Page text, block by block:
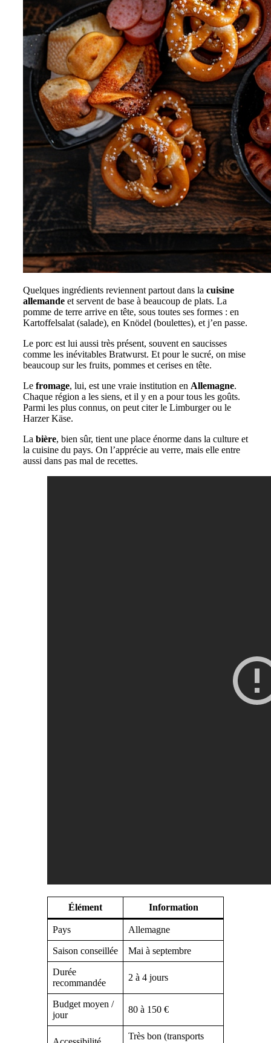
Quelques ingrédients reviennent partout dans la cuisine
allemande et servent de base à beaucoup de plats. La
pomme de terre arrive en tête, sous toutes ses formes : en
Kartoffelsalat (salade), en Knödel (boulettes), et j’en passe.
Le porc est lui aussi très présent, souvent en saucisses
comme les inévitables Bratwurst. Et pour le sucré, on mise
beaucoup sur les fruits, pommes et cerises en tête.
Le fromage, lui, est une vraie institution en Allemagne.
Chaque région a les siens, et il y en a pour tous les goûts.
Parmi les plus connus, on peut citer le Limburger ou le
Harzer Käse.
La bière, bien sûr, tient une place énorme dans la culture et
la cuisine du pays. On l’apprécie au verre, mais elle entre
aussi dans pas mal de recettes.
Élément Information
Pays Allemagne
Saison conseillée Mai à septembre
Durée
recommandée
2 à 4 jours
Budget moyen /
jour
80 à 150 €
Très bon (transports